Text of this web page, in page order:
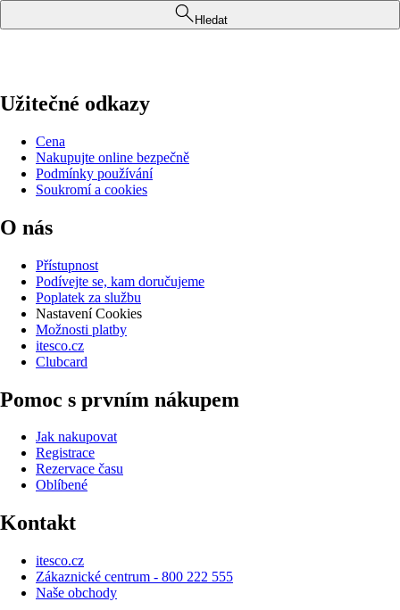
Hledat
Užitečné odkazy
Cena
Nakupujte online bezpečně
Podmínky používání
Soukromí a cookies
O nás
Přístupnost
Podívejte se, kam doručujeme
Poplatek za službu
Nastavení Cookies
Možnosti platby
itesco.cz
Clubcard
Pomoc s prvním nákupem
Jak nakupovat
Registrace
Rezervace času
Oblíbené
Kontakt
itesco.cz
Zákaznické centrum - 800 222 555
Naše obchody